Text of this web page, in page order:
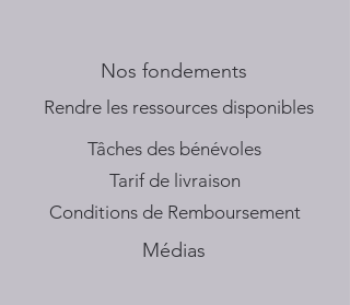
Nos fondements
​Rendre les ressources disponibles
Tâches des bénévoles
Tarif de livraison
Conditions de Remboursement
Médias